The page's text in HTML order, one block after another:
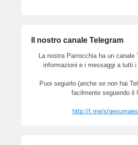
Il nostro canale Telegram
La nostra Parrocchia ha un canale
informazioni e i messaggi a tutti i
Puoi seguirlo (anche se non hai
facilmente seguendo il
http://t.me/s/